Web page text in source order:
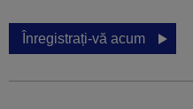
Înregistrați-vă acum